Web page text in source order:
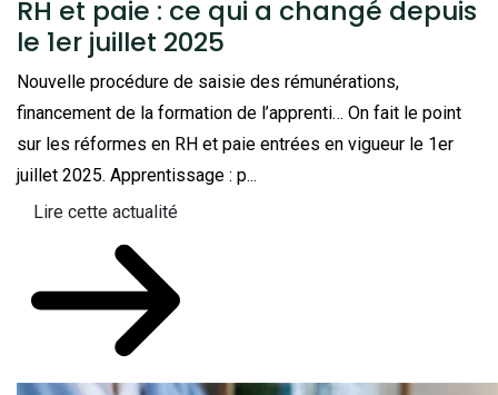
RH et paie : ce qui a changé depuis
le 1er juillet 2025
Nouvelle procédure de saisie des rémunérations,
financement de la formation de l’apprenti… On fait le point
sur les réformes en RH et paie entrées en vigueur le 1er
juillet 2025. Apprentissage : p...
Lire cette actualité